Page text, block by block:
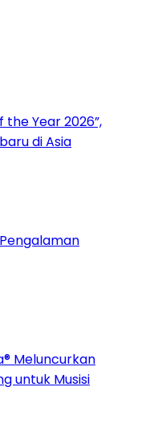
the Year 2026”,
di Asia
Meluncurkan
untuk Musisi